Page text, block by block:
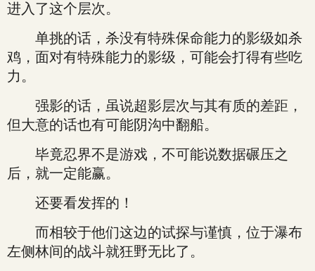
进入了这个层次。
单挑的话，杀没有特殊保命能力的影级如杀
鸡，面对有特殊能力的影级，可能会打得有些吃
力。
强影的话，虽说超影层次与其有质的差距，
但大意的话也有可能阴沟中翻船。
毕竟忍界不是游戏，不可能说数据碾压之
后，就一定能赢。
还要看发挥的！
而相较于他们这边的试探与谨慎，位于瀑布
左侧林间的战斗就狂野无比了。